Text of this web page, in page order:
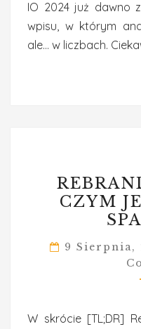
IO 2024 już dawno
wpisu, w którym
ale… w liczbach.
CZYM
9 Sierpnia,
W skrócie [TL;DR]